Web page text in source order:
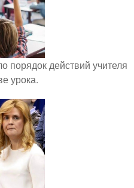
порядок действий учителя
урока.